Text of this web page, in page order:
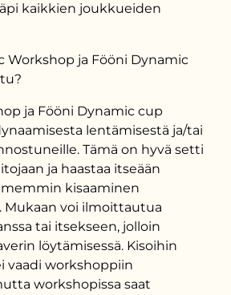
kaikkien joukkueiden
Workshop ja Fööni Dynamic
ja Fööni Dynamic cup
lentämisestä ja/tai
Tämä on hyvä setti
ja haastaa itseään
kisaaminen
Mukaan voi ilmoittautua
tai itsekseen, jolloin
löytämisessä. Kisoihin
vaadi workshoppiin
workshopissa saat